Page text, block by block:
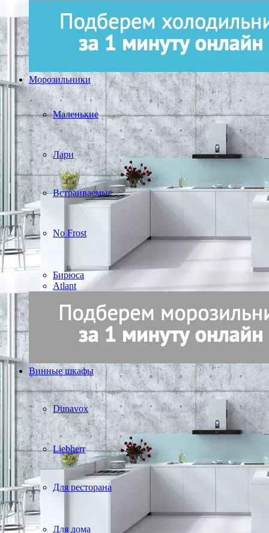
Морозильники
Маленькие
Лари
Встраиваемые
No Frost
Бирюса
Atlant
Винные шкафы
Dunavox
Liebherr
Для ресторана
Для дома